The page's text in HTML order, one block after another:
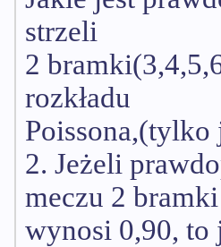
strzeli
2
rozkładu
2. Jeżeli
meczu 2 bramki
wynosi 0,90, to